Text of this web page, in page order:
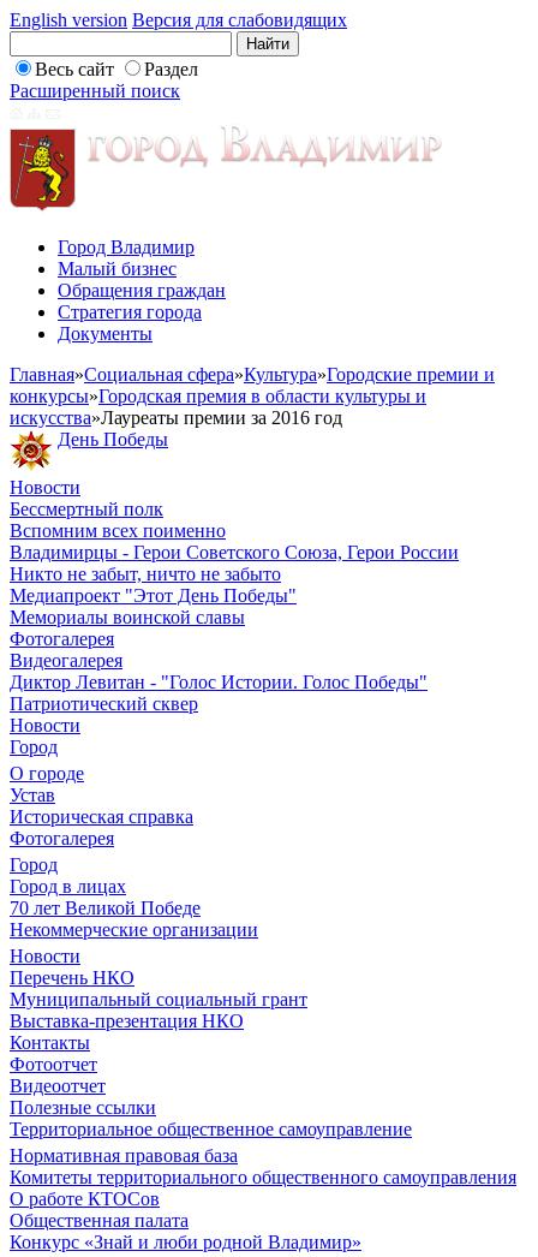
English version Версия для слабовидящих
Весь сайт
Раздел
Расширенный поиск
Город Владимир
Малый бизнес
Обращения граждан
Стратегия города
Документы
Главная»Социальная сфера»Культура»Городские премии и
конкурсы»Городская премия в области культуры и
искусства»Лауреаты премии за 2016 год
День Победы
Новости
Бессмертный полк
Вспомним всех поименно
Владимирцы - Герои Советского Союза, Герои России
Никто не забыт, ничто не забыто
Медиапроект "Этот День Победы"
Мемориалы воинской славы
Фотогалерея
Видеогалерея
Диктор Левитан - "Голос Истории. Голос Победы"
Патриотический сквер
Новости
Город
О городе
Устав
Историческая справка
Фотогалерея
Город
Город в лицах
70 лет Великой Победе
Некоммерческие организации
Новости
Перечень НКО
Муниципальный социальный грант
Выставка-презентация НКО
Контакты
Фотоотчет
Видеоотчет
Полезные ссылки
Территориальное общественное самоуправление
Нормативная правовая база
Комитеты территориального общественного самоуправления
О работе КТОСов
Общественная палата
Конкурс «Знай и люби родной Владимир»